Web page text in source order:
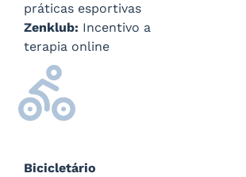
práticas esportivas
Zenklub: Incentivo a
terapia online
Bicicletário